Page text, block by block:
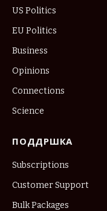
US Politics
EU Politics
Business
Opinions
Connections
Science
ПОДДРШКА
Subscriptions
Customer Support
Bulk Packages